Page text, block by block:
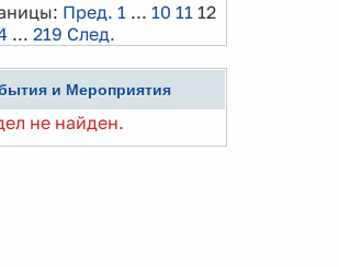
Пред. 1 ... 10 11 12
... 219 След.
и Мероприятия
не найден.